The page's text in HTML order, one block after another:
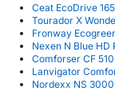
Ceat EcoDrive
Tourador X
Fronway
Nexen N Blue HD
Comforser CF
Lanvigator
Nordexx NS